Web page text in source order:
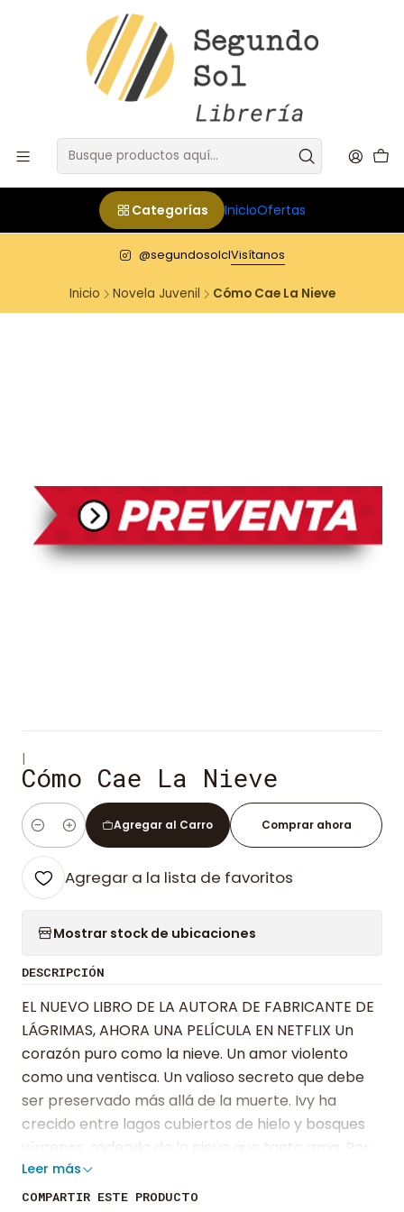
Categorías InicioOfertas
@segundosolclVisítanos
Inicio Novela Juvenil Cómo Cae La Nieve
|
Cómo Cae La Nieve
Cantidad
Agregar al Carro Comprar ahora
Agregar a la lista de favoritos
Mostrar stock de ubicaciones
DESCRIPCIÓN
EL NUEVO LIBRO DE LA AUTORA DE FABRICANTE DE
LÁGRIMAS, AHORA UNA PELÍCULA EN NETFLIX Un
corazón puro como la nieve. Un amor violento
como una ventisca. Un valioso secreto que debe
ser preservado más allá de la muerte. Ivy ha
crecido entre lagos cubiertos de hielo y bosques
vírgenes, rodeada de la nieve que tanto ama. Por
eso, cuando se queda huérfana y se ve obligada a
trasladarse a California, no puede dejar de pensar
Leer más
COMPARTIR ESTE PRODUCTO